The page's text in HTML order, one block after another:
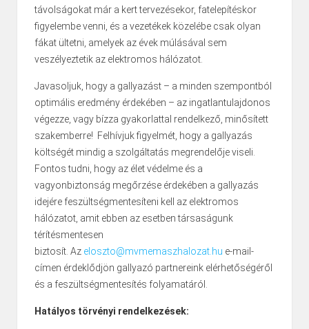
távolságokat már a kert tervezésekor, fatelepítéskor
figyelembe venni, és a vezetékek közelébe csak olyan
fákat ültetni, amelyek az évek múlásával sem
veszélyeztetik az elektromos hálózatot.
Javasoljuk, hogy a gallyazást – a minden szempontból
optimális eredmény érdekében – az ingatlantulajdonos
végezze, vagy bízza gyakorlattal rendelkező, minősített
szakemberre! Felhívjuk figyelmét, hogy a gallyazás
költségét mindig a szolgáltatás megrendelője viseli.
Fontos tudni, hogy az élet védelme és a
vagyonbiztonság megőrzése érdekében a gallyazás
idejére feszültségmentesíteni kell az elektromos
hálózatot, amit ebben az esetben társaságunk
térítésmentesen
biztosít. Az eloszto@mvmemaszhalozat.hu e-mail-
címen érdeklődjön gallyazó partnereink elérhetőségéről
és a feszültségmentesítés folyamatáról.
Hatályos törvényi rendelkezések: